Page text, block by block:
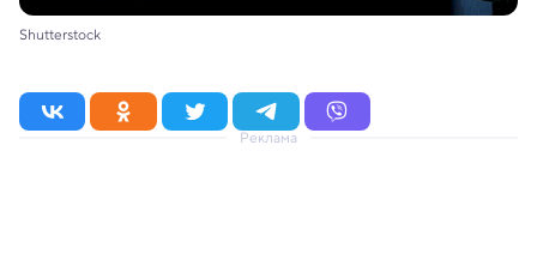
Shutterstock
Реклама